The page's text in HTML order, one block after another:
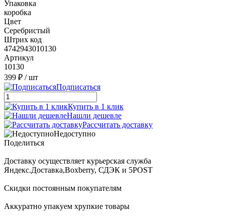
Упаковка
коробка
Цвет
Серебристый
Штрих код
4742943010130
Артикул
10130
399 ₽ / шт
Подписаться
Купить в 1 клик
Нашли дешевле
Рассчитать доставку
Недоступно
Поделиться
Доставку осуществляет курьерская служба
Яндекс.Доставка,Boxberry, СДЭК и 5POST
Скидки постоянным покупателям
Аккуратно упакуем хрупкие товары